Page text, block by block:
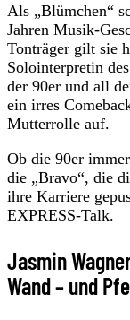
Als „Blümchen“
Jahren Musik-
Tonträger gilt sie
Solointerpretin
der 90er und all
ein irres
Mutterrolle auf.
Ob die 90er
die „Bravo“, die
ihre Karriere
EXPRESS-Talk.
Jasmin
Wand – und